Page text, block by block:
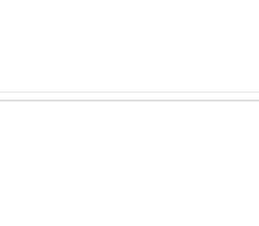
تهدف هذه الفعاليه الى اكساب الطالب